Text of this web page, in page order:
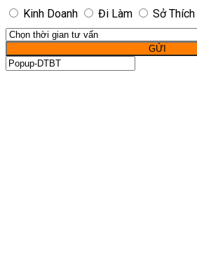
Kinh Doanh Đi Làm Sở Thích
GỬI